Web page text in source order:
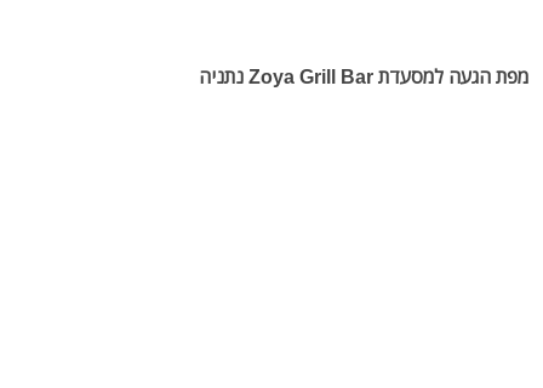
מפת הגעה למסעדת Zoya Grill Bar נתניה